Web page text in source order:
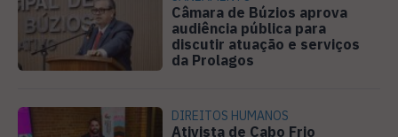
Câmara de Búzios aprova
audiência pública para
discutir atuação e serviços
da Prolagos
DIREITOS HUMANOS
Ativista de Cabo Frio